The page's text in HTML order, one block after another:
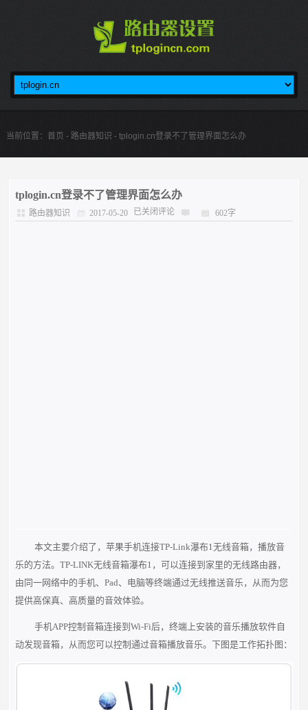
当前位置： 首页 - 路由器知识 - tplogin.cn登录不了管理界面怎么办
tplogin.cn登录不了管理界面怎么办
路由器知识 2017-05-20 已关闭评论 602字
本文主要介绍了，苹果手机连接TP-Link瀑布1无线音箱，播放音
乐的方法。TP-LINK无线音箱瀑布1，可以连接到家里的无线路由器，
由同一网络中的手机、Pad、电脑等终端通过无线推送音乐，从而为您
提供高保真、高质量的音效体验。
手机APP控制音箱连接到Wi-Fi后，终端上安装的音乐播放软件自
动发现音箱，从而您可以控制通过音箱播放音乐。下图是工作拓扑图：